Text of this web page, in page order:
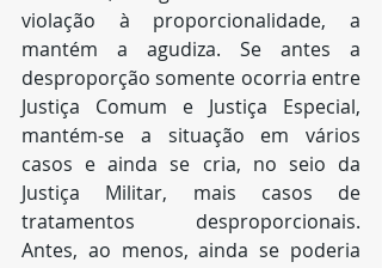
violação à proporcionalidade, a
mantém a agudiza. Se antes a
desproporção somente ocorria entre
Justiça Comum e Justiça Especial,
mantém-se a situação em vários
casos e ainda se cria, no seio da
Justiça Militar, mais casos de
tratamentos desproporcionais.
Antes, ao menos, ainda se poderia